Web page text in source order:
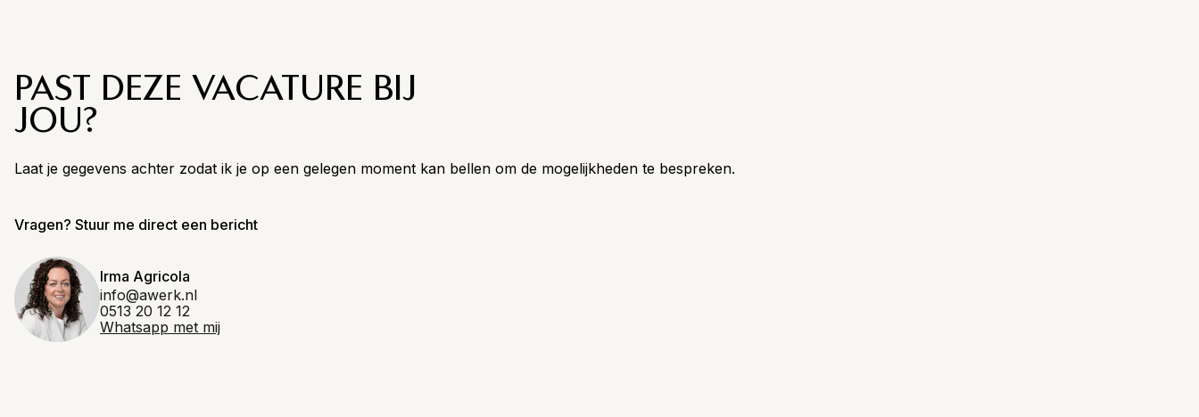
PAST DEZE VACATURE BIJ
JOU?
Laat je gegevens achter zodat ik je op een gelegen moment kan bellen om de mogelijkheden te bespreken.
Vragen? Stuur me direct een bericht
Irma Agricola
info@awerk.nl
0513 20 12 12
Whatsapp met mij